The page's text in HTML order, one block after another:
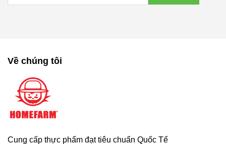
Về chúng tôi
Cung cấp thực phẩm đạt tiêu chuẩn Quốc Tế